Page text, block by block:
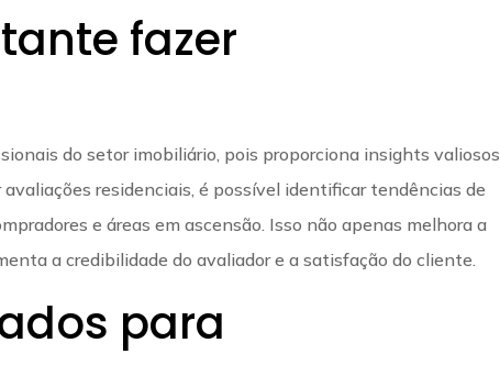
fazer
do setor imobiliário, pois proporciona insights valiosos
residenciais, é possível identificar tendências de
e áreas em ascensão. Isso não apenas melhora a
a credibilidade do avaliador e a satisfação do cliente.
para